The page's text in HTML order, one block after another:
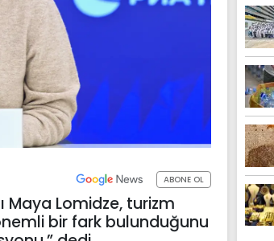
ABONE OL
Maya Lomidze, turizm
bir fark bulunduğunu